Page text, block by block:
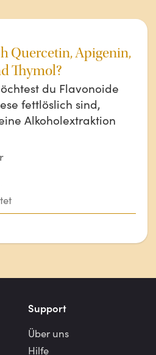
Quercetin, Apigenin,
Thymol?
du Flavonoide
fettlöslich sind,
Alkoholextraktion
Support
Über uns
Hilfe